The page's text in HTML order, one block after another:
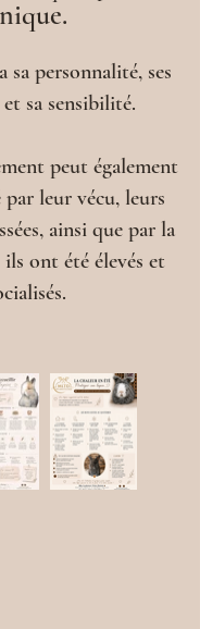
sa personnalité, ses
sa sensibilité.
peut également
leur vécu, leurs
ainsi que par la
ont été élevés et